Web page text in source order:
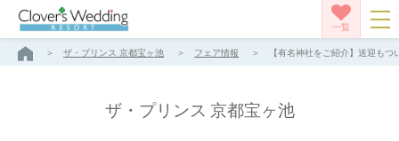
一覧
ザ・プリンス 京都宝ヶ池 フェア情報 【有名神社をご紹介】送迎も
ザ・プリンス 京都宝ヶ池